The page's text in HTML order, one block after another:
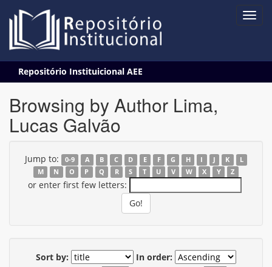
navigation
Repositório Instituicional AEE
Browsing by Author Lima,
Lucas Galvão
Jump to: 0-9 A B C D E F G H I J K
L
M
N O P Q R S T U V W X Y Z
or enter first few letters:
Sort by:
In order: